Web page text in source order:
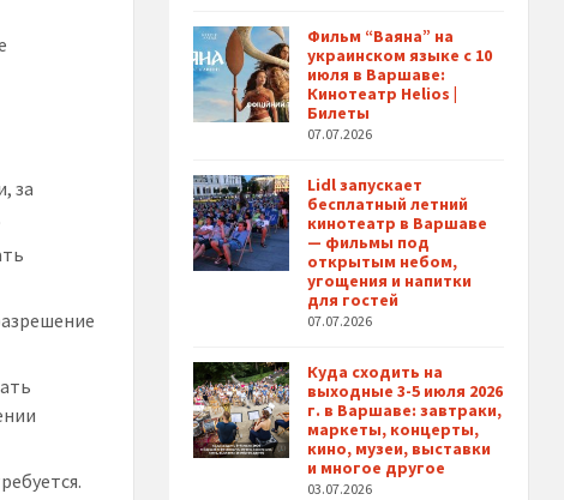
за
Фильм “Ваяна” на
украинском языке с 10
июля в Варшаве:
Кинотеатр Helios |
Билеты
07.07.2026
Lidl запускает
бесплатный летний
кинотеатр в Варшаве
— фильмы под
открытым небом,
угощения и напитки
для гостей
07.07.2026
Куда сходить на
выходные 3-5 июля 2026
г. в Варшаве: завтраки,
маркеты, концерты,
кино, музеи, выставки
и многое другое
03.07.2026